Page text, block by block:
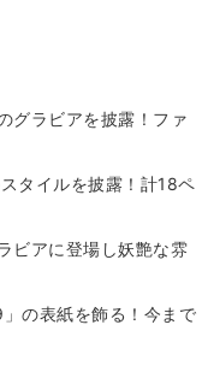
グラビアを披露！ファ
タイルを披露！計18ペ
ビアに登場し妖艶な雰
の表紙を飾る！今まで